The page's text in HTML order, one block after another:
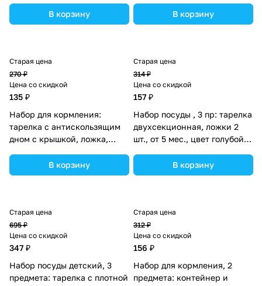
В корзину В корзину
Старая цена
270 ₽
Цена со скидкой
135 ₽
Набор для кормления:
тарелка с антискользящим
дном с крышкой, ложка,
В корзину
Старая цена
314 ₽
Цена со скидкой
157 ₽
Набор посуды , 3 пр: тарелка
двухсекционная, ложки 2
шт., от 5 мес., цвет голубой
В корзину
Старая цена
695 ₽
Цена со скидкой
347 ₽
Набор посуды детский, 3
предмета: тарелка с плотной
Старая цена
312 ₽
Цена со скидкой
156 ₽
Набор для кормления, 2
предмета: контейнер и